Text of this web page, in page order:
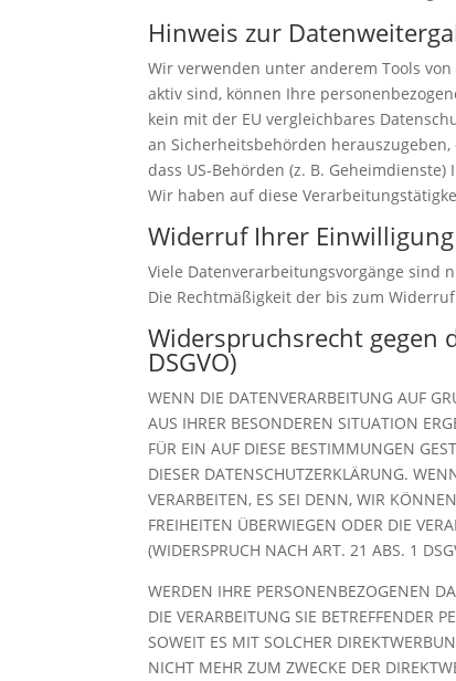
Hinweis zur
Wir verwenden unter anderem Tools
aktiv sind, können Ihre
kein mit der EU vergleichbares
an Sicherheitsbehörden
dass US-Behörden (z. B.
Wir haben auf diese
Widerruf Ihrer
Viele Datenverarbeitungsvorgänge
Die Rechtmäßigkeit der bis zum
Widerspruchsrecht gegen
DSGVO)
WENN DIE DATENVERARBEITUNG AUF
AUS IHRER BESONDEREN SITUATION
FÜR EIN AUF DIESE BESTIMMUNGEN
DIESER DATENSCHUTZERKLÄRUNG.
VERARBEITEN, ES SEI DENN, WIR
FREIHEITEN ÜBERWIEGEN ODER DIE
(WIDERSPRUCH NACH ART. 21 ABS. 1
WERDEN IHRE PERSONENBEZOGENEN
DIE VERARBEITUNG SIE BETREFFENDER
SOWEIT ES MIT SOLCHER
NICHT MEHR ZUM ZWECKE DER